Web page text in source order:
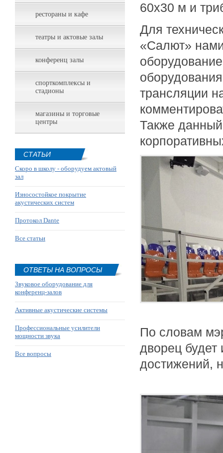
рестораны и кафе
театры и актовые залы
конференц залы
спорткомплексы и
стадионы
магазины и торговые
центры
СТАТЬИ
Скоро в школу - оборудуем актовый
зал
Износостойкое покрытие
акустических систем
Протокол Dante
Все статьи
ОТВЕТЫ НА ВОПРОСЫ
Звуковое оборудование для
конференц-залов
Активные акустические системы
Профессиональные усилители
мощности звука
Все вопросы
60х30 м и
Для
«Салют»
трансляции
Также данный
По словам
дворец будет
достижений,